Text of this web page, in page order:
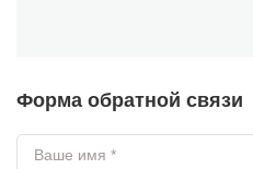
Форма обратной связи